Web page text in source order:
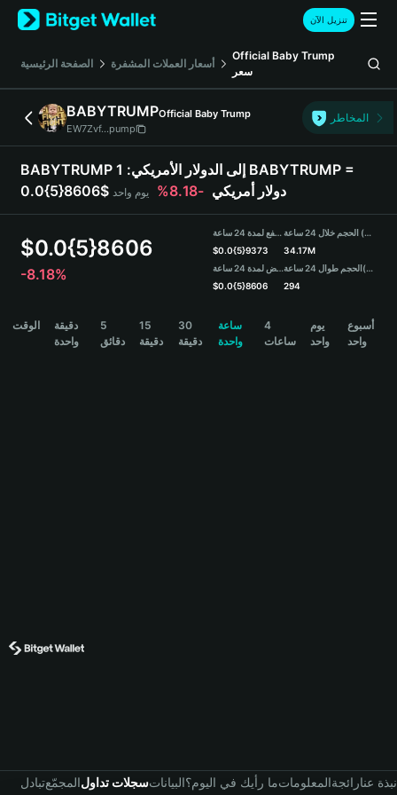
English
日本語
Русский
Español (Latinoamérica)
Türkçe
Deutsch
简体中文
Português (Portugal)
Bahasa Indonesia
বাংলা
تنزيل الآن
الصفحة الرئيسية أسعار العملات المشفرة
Official Baby Trump
سعر
BABYTRUMPOfficial Baby Trump
EW7Zvf...pump
المخاطر
BABYTRUMP إلى الدولار الأمريكي: 1 BABYTRUMP =
0.0{5}8606$ دولار أمريكي -8.18% يوم واحد
$0.0{5}8606
-8.18%
مرتفع لمدة 24 ساعة
$0.0{5}9373
منخفض لمدة 24 ساعة
$0.0{5}8606
الحجم خلال 24 ساعة (BABYTRUMP)
34.17M
الحجم طوال 24 ساعة(USDT)
294
الوقت
دقيقة
واحدة
5
دقائق
15
دقيقة
30
دقيقة
ساعة
واحدة
4
ساعات
يوم
واحد
أسبوع
واحد
تبادلالمجمّعسجلات تداولالبياناتما رأيك في اليوم؟المعلوماترائجةنبذة عنا